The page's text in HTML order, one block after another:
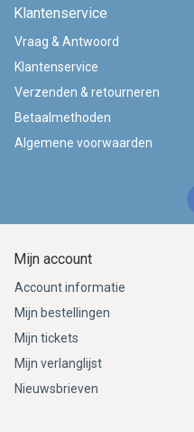
Klantenservice
Vraag & Antwoord
Klantenservice
Verzenden & retourneren
Betaalmethoden
Algemene voorwaarden
Mijn account
Account informatie
Mijn bestellingen
Mijn tickets
Mijn verlanglijst
Nieuwsbrieven